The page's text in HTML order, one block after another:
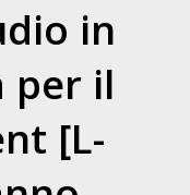
in
per il
[L-